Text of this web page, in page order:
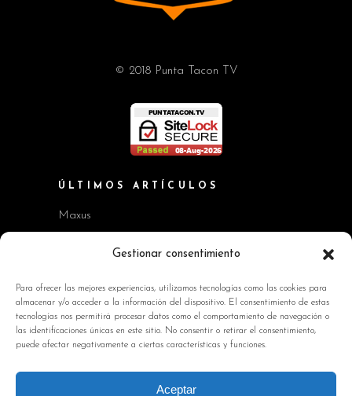
Gestionar consentimiento
Para ofrecer las mejores experiencias, utilizamos tecnologías como las cookies para
almacenar y/o acceder a la información del dispositivo. El consentimiento de estas
tecnologías nos permitirá procesar datos como el comportamiento de navegación o
las identificaciones únicas en este sitio. No consentir o retirar el consentimiento,
puede afectar negativamente a ciertas características y funciones.
Aceptar
© 2018 Punta Tacon TV
ÚLTIMOS ARTÍCULOS
Maxus
Workshop BMW Neue Klasse
Kia EV2 y Kia Seltos
Skoda Octavia RS
INFORMACIÓN DE INTERÉS